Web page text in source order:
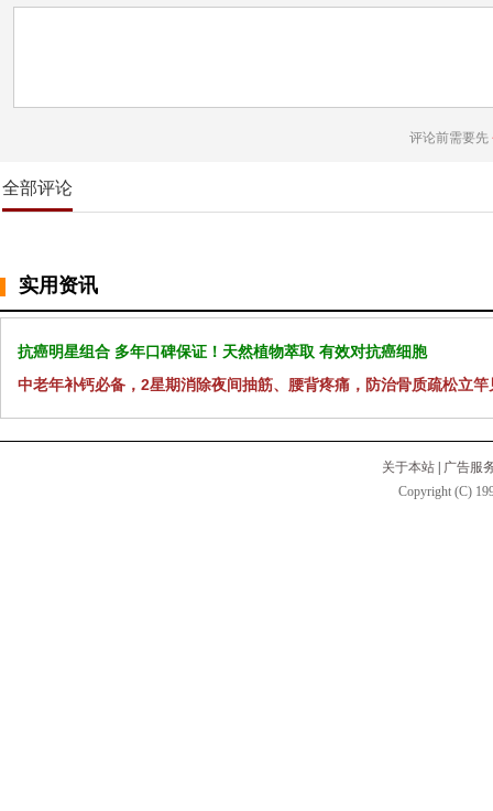
评论前需要先
全部评论
实用资讯
抗癌明星组合 多年口碑保证！天然植物萃取 有效对抗癌细胞
中老年补钙必备，2星期消除夜间抽筋、腰背疼痛，防治骨质疏松立竿
关于本站
广告服
Copyright (C)